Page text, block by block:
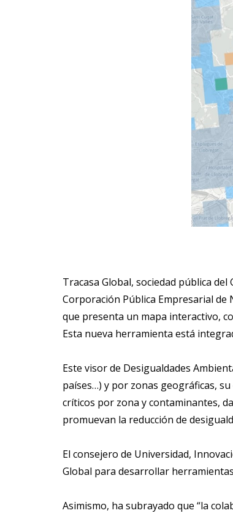
Tracasa Global, sociedad pública
Corporación Pública Empresarial de
que presenta un mapa interactivo,
Esta nueva herramienta está
Este visor de Desigualdades
países…) y por zonas geográficas,
críticos por zona y contaminantes,
promuevan la reducción de
El consejero de Universidad,
Global para desarrollar
Asimismo, ha subrayado que “la